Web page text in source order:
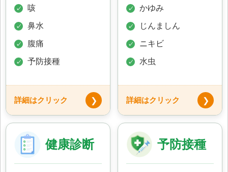
✓ 咳
✓ 鼻水
✓ 腹痛
✓ 予防接種
詳細はクリック ❯
✓ かゆみ
✓ じんましん
✓ ニキビ
✓ 水虫
詳細はクリック ❯
健康診断 予防接種